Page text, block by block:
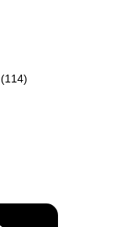
(114)